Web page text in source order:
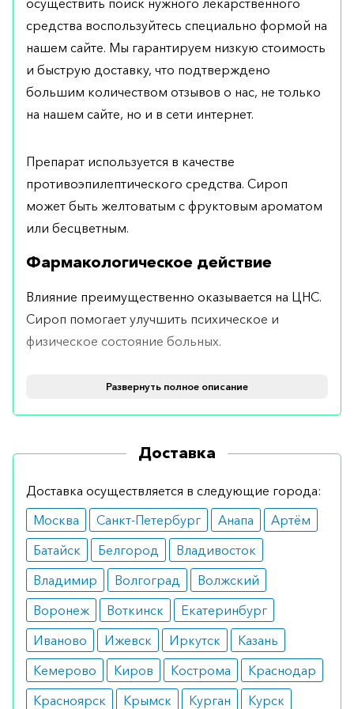
средства воспользуйтесь специально формой на
нашем сайте. Мы гарантируем низкую стоимость
и быструю доставку, что подтверждено
большим количеством отзывов о нас, не только
на нашем сайте, но и в сети интернет.
Препарат используется в качестве
противоэпилептического средства. Сироп
может быть желтоватым с фруктовым ароматом
или бесцветным.
Фармакологическое действие
Влияние преимущественно оказывается на ЦНС.
Сироп помогает улучшить психическое и
физическое состояние больных.
тике. Препарат также используется при наличии
Противопоказания
Средство не рекомендуется применять в случае
проявления аллергической реакции организма
на вальпроевую кислоту и ее составляющие,
другие компоненты сиропа. Главные
противопоказания — гепатит, диатез, нарушения
работы поджелудочной железы.
Побочные эффекты
Развернуть полное описание
Доставка
Доставка осуществляется в следующие города:
Москва
Санкт-Петербург Анапа
Артём
Батайск
Белгород
Владивосток
Владимир
Волгоград
Волжский
Воронеж
Воткинск
Екатеринбург
Иваново
Ижевск Иркутск
Казань
Кемерово
Киров Кострома
Краснодар
Красноярск
Крымск Курган
Курск